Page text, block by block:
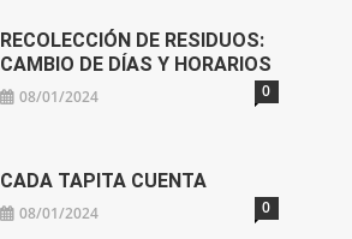
RECOLECCIÓN DE RESIDUOS:
CAMBIO DE DÍAS Y HORARIOS
08/01/2024 0
CADA TAPITA CUENTA
08/01/2024 0